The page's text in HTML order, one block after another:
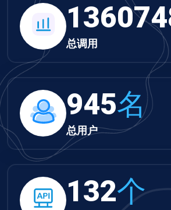
总调用
945名
总用户
132个